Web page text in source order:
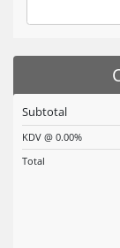
Subtotal
KDV @ 0.00%
Total